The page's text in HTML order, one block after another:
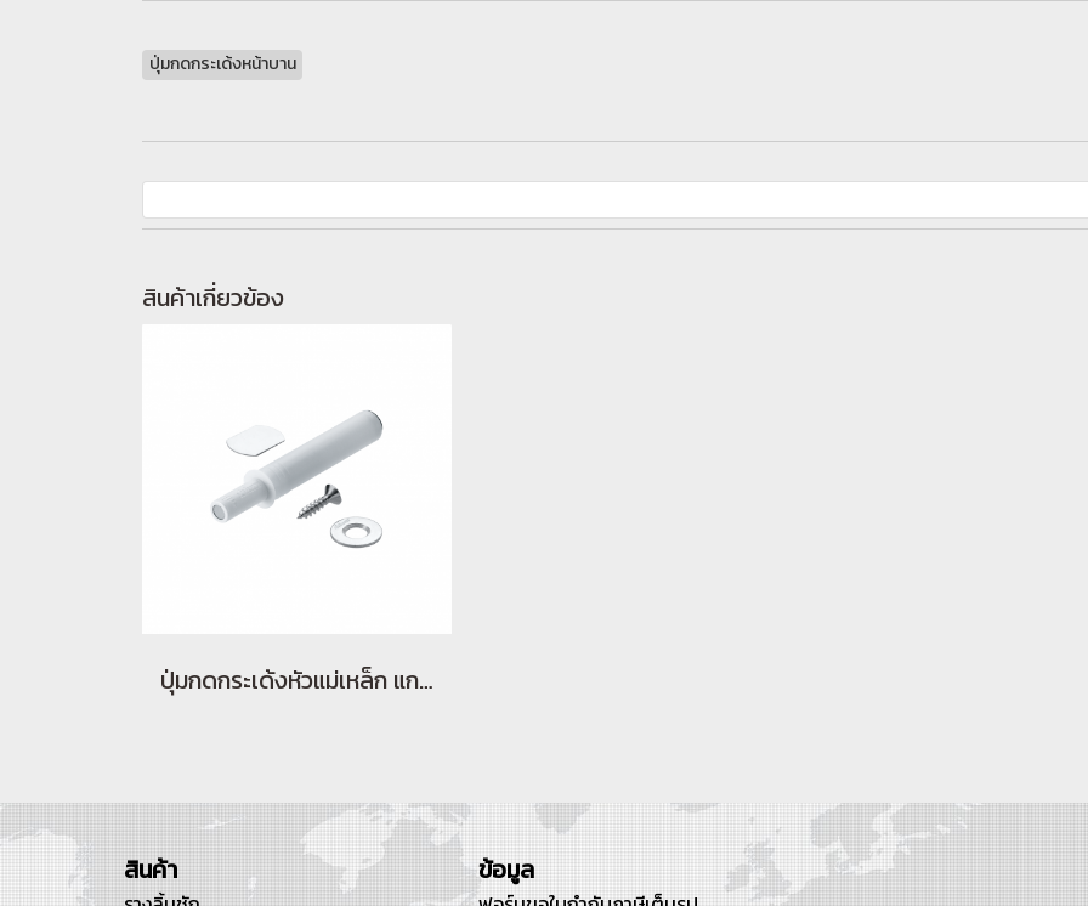
ปุ่มกดกระเด้งหน้าบาน
สินค้าเกี่ยวข้อง
ปุ่มกดกระเด้งหัวแม่เหล็ก แกนสั้น สีขาว
สินค้า ข้อมูล